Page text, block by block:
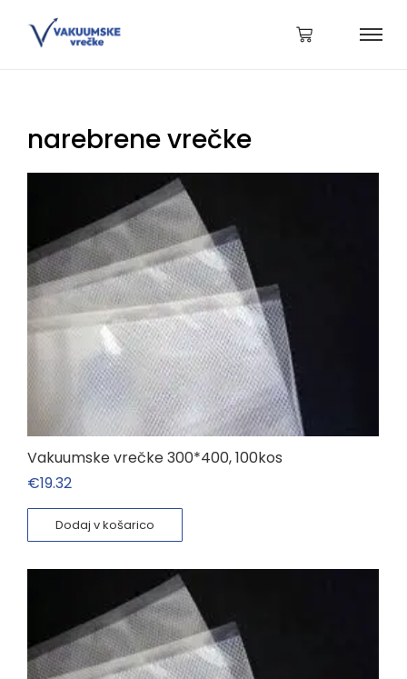
narebrene vrečke
Vakuumske vrečke 300*400, 100kos
€19.32
Dodaj v košarico